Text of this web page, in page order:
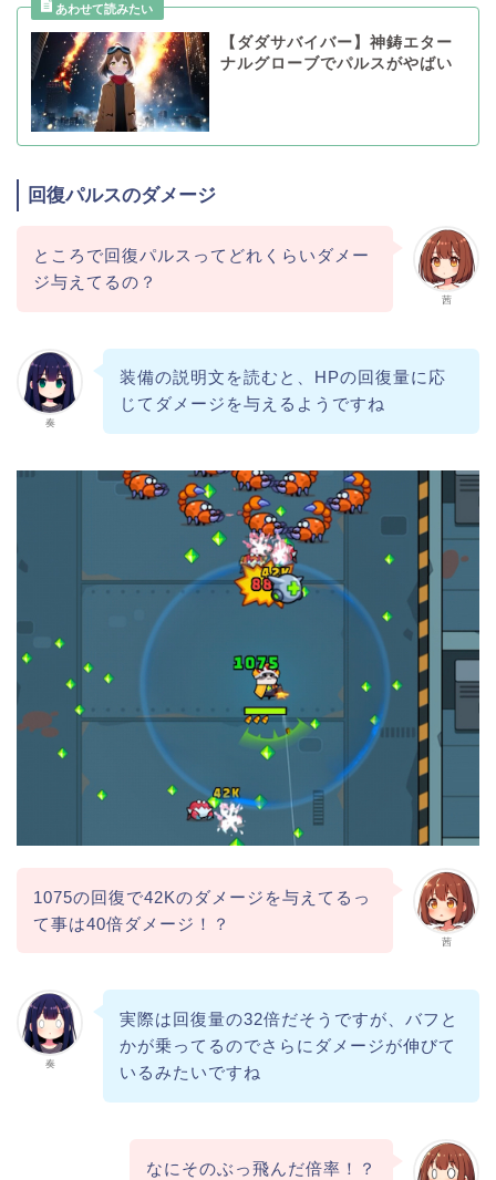
【ダダサバイバー】神鋳エター
ナルグローブでパルスがやばい
回復パルスのダメージ
茜
ところで回復パルスってどれくらいダメー
ジ与えてるの？
奏
装備の説明文を読むと、HPの回復量に応
じてダメージを与えるようですね
茜
1075の回復で42Kのダメージを与えてるっ
て事は40倍ダメージ！？
奏
実際は回復量の32倍だそうですが、バフと
かが乗ってるのでさらにダメージが伸びて
いるみたいですね
なにそのぶっ飛んだ倍率！？